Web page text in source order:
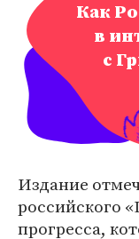
Как
в
с
Издание
российского
прогресса,